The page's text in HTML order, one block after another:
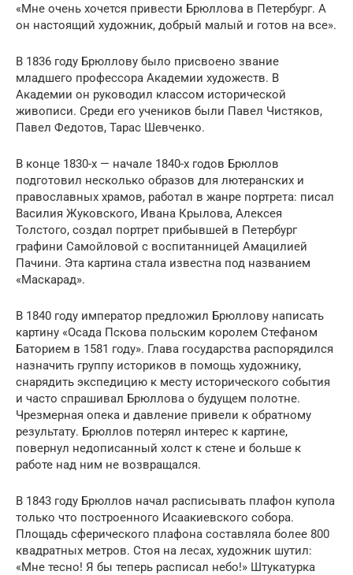
«Мне очень хочется привести Брюллова в Петербург. А
он настоящий художник, добрый малый и готов на все».
В 1836 году Брюллову было присвоено звание
младшего профессора Академии художеств. В
Академии он руководил классом исторической
живописи. Среди его учеников были Павел Чистяков,
Павел Федотов, Тарас Шевченко.
В конце 1830-х — начале 1840-х годов Брюллов
подготовил несколько образов для лютеранских и
православных храмов, работал в жанре портрета: писал
Василия Жуковского, Ивана Крылова, Алексея
Толстого, создал портрет прибывшей в Петербург
графини Самойловой с воспитанницей Амацилией
Пачини. Эта картина стала известна под названием
«Маскарад».
В 1840 году император предложил Брюллову написать
картину «Осада Пскова польским королем Стефаном
Баторием в 1581 году». Глава государства распорядился
назначить группу историков в помощь художнику,
снарядить экспедицию к месту исторического события
и часто спрашивал Брюллова о будущем полотне.
Чрезмерная опека и давление привели к обратному
результату. Брюллов потерял интерес к картине,
повернул недописанный холст к стене и больше к
работе над ним не возвращался.
В 1843 году Брюллов начал расписывать плафон купола
только что построенного Исаакиевского собора.
Площадь сферического плафона составляла более 800
квадратных метров. Стоя на лесах, художник шутил:
«Мне тесно! Я бы теперь расписал небо!» Штукатурка